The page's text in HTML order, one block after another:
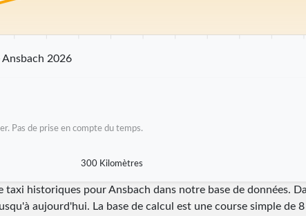
2026
Pas de prise en compte du temps.
300 Kilomètres
historiques pour Ansbach dans notre base de données.
aujourd'hui. La base de calcul est une course simple